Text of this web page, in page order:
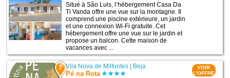
Situé à São Luis, l’hébergement Casa Da
Ti Vanda offre une vue sur la montagne. Il
comprend une piscine extérieure, un jardin
et une connexion Wi-Fi gratuite. Cet
hébergement offre une vue sur le jardin et
propose un balcon. Cette maison de
vacances avec ...
7 Vila Nova de Milfontes Beja
Pé na Rota
VOIR
L'OFFRE